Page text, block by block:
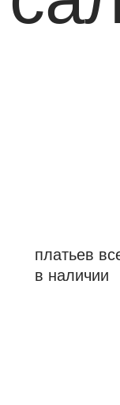
платьев
в наличии